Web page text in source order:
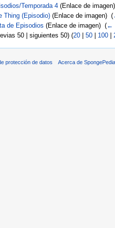
Temporada 4 (Enlace de
Thing (Episodio) (Enlace de imagen) ‎(
de Episodios (Enlace de imagen) ‎(←
50 | siguientes 50) (20 50 100
protección de datos Acerca de